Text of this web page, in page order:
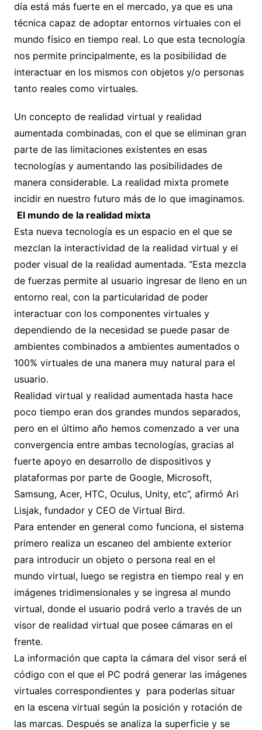
día está más fuerte en el mercado, ya que es una
técnica capaz de adoptar entornos virtuales con el
mundo físico en tiempo real. Lo que esta tecnología
nos permite principalmente, es la posibilidad de
interactuar en los mismos con objetos y/o personas
tanto reales como virtuales.
Un concepto de realidad virtual y realidad
aumentada combinadas, con el que se eliminan gran
parte de las limitaciones existentes en esas
tecnologías y aumentando las posibilidades de
manera considerable. La realidad mixta promete
incidir en nuestro futuro más de lo que imaginamos.
El mundo de la realidad mixta
Esta nueva tecnología es un espacio en el que se
mezclan la interactividad de la realidad virtual y el
poder visual de la realidad aumentada. “Esta mezcla
de fuerzas permite al usuario ingresar de lleno en un
entorno real, con la particularidad de poder
interactuar con los componentes virtuales y
dependiendo de la necesidad se puede pasar de
ambientes combinados a ambientes aumentados o
100% virtuales de una manera muy natural para el
usuario.
Realidad virtual y realidad aumentada hasta hace
poco tiempo eran dos grandes mundos separados,
pero en el último año hemos comenzado a ver una
convergencia entre ambas tecnologías, gracias al
fuerte apoyo en desarrollo de dispositivos y
plataformas por parte de Google, Microsoft,
Samsung, Acer, HTC, Oculus, Unity, etc”, afirmó Ari
Lisjak, fundador y CEO de Virtual Bird.
Para entender en general como funciona, el sistema
primero realiza un escaneo del ambiente exterior
para introducir un objeto o persona real en el
mundo virtual, luego se registra en tiempo real y en
imágenes tridimensionales y se ingresa al mundo
virtual, donde el usuario podrá verlo a través de un
visor de realidad virtual que posee cámaras en el
frente.
La información que capta la cámara del visor será el
código con el que el PC podrá generar las imágenes
virtuales correspondientes y para poderlas situar
en la escena virtual según la posición y rotación de
las marcas. Después se analiza la superficie y se